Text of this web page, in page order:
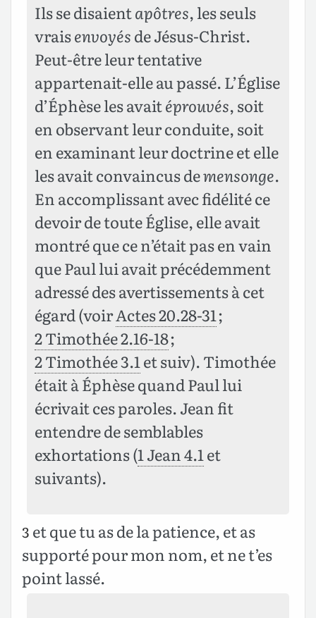
Ils se disaientapôtres, les seuls
vraisenvoyésde Jésus-Christ.
Peut-être leur tentative
appartenait-elle au passé. L’Église
d’Éphèse les avaitéprouvés, soit
en observant leur conduite, soit
en examinant leur doctrine et elle
les avait convaincus demensonge.
En accomplissant avec fidélité ce
devoir de toute Église, elle avait
montré que ce n’était pas en vain
que Paul lui avait précédemment
adressé des avertissements à cet
égard (voirActes 20.28-31;
2 Timothée 2.16-18;
2 Timothée 3.1et suiv). Timothée
était à Éphèse quand Paul lui
écrivait ces paroles. Jean fit
entendre de semblables
exhortations (1 Jean 4.1et
suivants).
3 et que tu as de la patience, et as
supporté pour mon nom, et ne t’es
point lassé.